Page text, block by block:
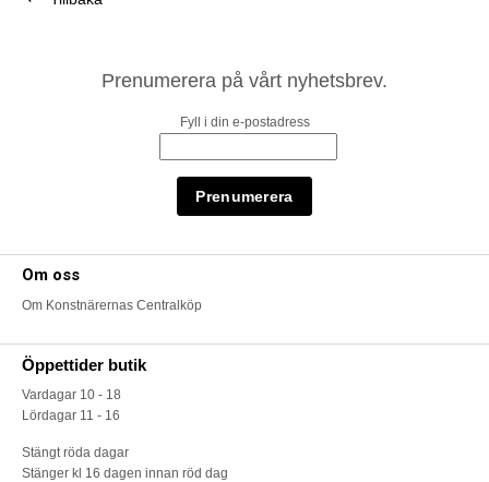
Prenumerera på vårt nyhetsbrev.
Fyll i din e-postadress
Om oss
Om Konstnärernas Centralköp
Öppettider butik
Vardagar 10 - 18
Lördagar 11 - 16
Stängt röda dagar
Stänger kl 16 dagen innan röd dag